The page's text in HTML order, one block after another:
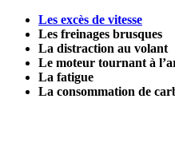
Les excès de vitesse
Les freinages brusques
La distraction au volant
Le moteur tournant à
La fatigue
La consommation de